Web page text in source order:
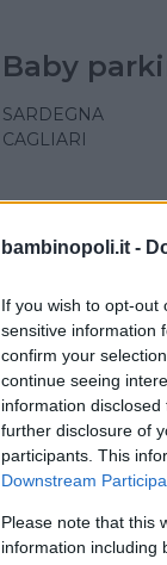
bambinopoli.it -
If you wish to opt-out
sensitive information
confirm your
continue seeing
information
further disclosure of
participants. This
Downstream
Please note that this
information including
Baby
SARDEGNA
CAGLIARI
PIEMONTE
COLLEGNO
Play